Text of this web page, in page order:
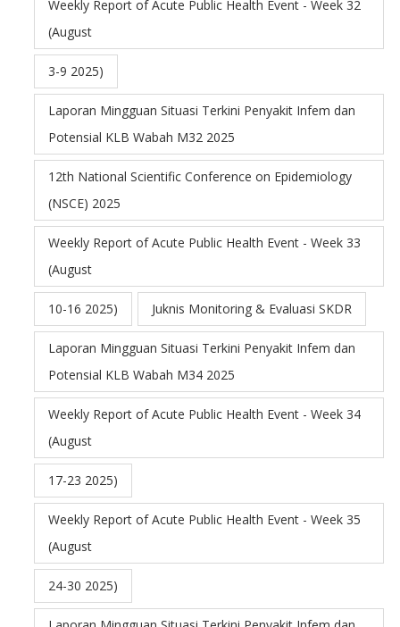
Weekly Report of Acute Public Health Event - Week 32
(August
3-9 2025)
Laporan Mingguan Situasi Terkini Penyakit Infem dan
Potensial KLB Wabah M32 2025
12th National Scientific Conference on Epidemiology
(NSCE) 2025
Weekly Report of Acute Public Health Event - Week 33
(August
10-16 2025) Juknis Monitoring & Evaluasi SKDR
Laporan Mingguan Situasi Terkini Penyakit Infem dan
Potensial KLB Wabah M34 2025
Weekly Report of Acute Public Health Event - Week 34
(August
17-23 2025)
Weekly Report of Acute Public Health Event - Week 35
(August
24-30 2025)